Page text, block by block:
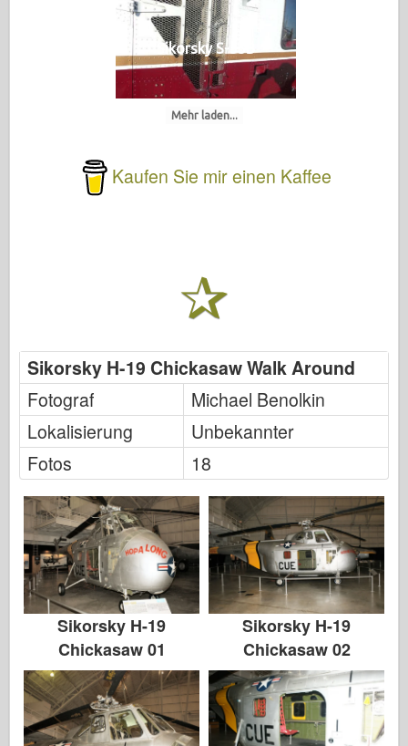
Sikorsky S-55B
Mehr laden...
Kaufen Sie mir einen Kaffee
Sikorsky H-19 Chickasaw Walk Around
Fotograf
Michael Benolkin
Lokalisierung
Unbekannter
Fotos
18
Sikorsky H-19
Chickasaw 01
Sikorsky H-19
Chickasaw 02